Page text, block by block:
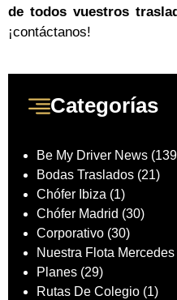
de todos vuestros
¡contáctanos!
Categorías
Be My Driver News
Bodas Traslados (21)
Chófer Ibiza (1)
Chófer Madrid (30)
Corporativo (30)
Nuestra Flota Mercedes
Planes (29)
Rutas De Colegio (1)